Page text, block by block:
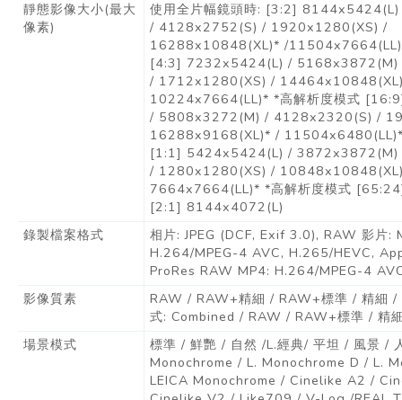
靜態影像大小(最大
像素)
使用全片幅鏡頭時: [3:2]
/ 4128x2752(S) / 1920x1280(XS) /
16288x10848(XL)* /
[4:3] 7232x5424(L) /
/ 1712x1280(XS) /
10224x7664(LL)* *高解析度模式
/ 5808x3272(M) / 4128x2320(S) /
16288x9168(XL)* / 11504x6480(LL)*
[1:1] 5424x5424(L) /
/ 1280x1280(XS) /
7664x7664(LL)* *高解析度模式
[2:1] 8144x4072(L)
錄製檔案格式
相片: JPEG (DCF, Exif 3.0), RAW 影片:
H.264/MPEG-4 AVC, H.265/HEVC,
ProRes RAW MP4: H.264/MPEG-4
影像質素
RAW / RAW+精細 / RAW+標準 / 精細 /
式: Combined / RAW / RAW+標準 / 精
場景模式
標準 / 鮮艷 / 自然 /L.經典/ 平坦 / 風景 /
Monochrome / L. Monochrome D / L.
LEICA Monochrome / Cinelike A2 /